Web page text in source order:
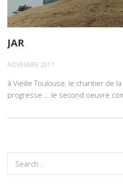
JAR
NOVEMBRE 2017
à Vieille Toulouse, le chantier de
progresse … le second oeuvre